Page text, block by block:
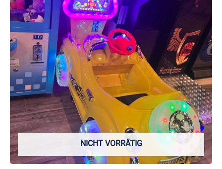
NICHT VORRÄTIG